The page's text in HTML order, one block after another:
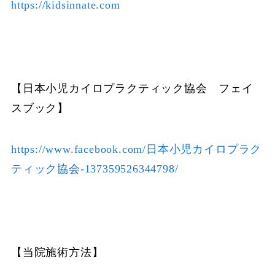
https://kidsinnate.com
【日本小児カイロプラクティック協会 フェイ
スブック】
https://www.facebook.com/日本小児カイロプラク
ティック協会-137359526344798/
【当院施術方法】